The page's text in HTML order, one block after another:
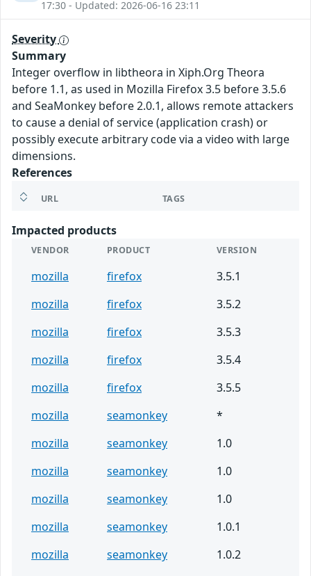
17:30 - Updated: 2026-06-16 23:11
Severity
Summary
Integer overflow in libtheora in Xiph.Org Theora
before 1.1, as used in Mozilla Firefox 3.5 before 3.5.6
and SeaMonkey before 2.0.1, allows remote attackers
to cause a denial of service (application crash) or
possibly execute arbitrary code via a video with large
dimensions.
References
URL TAGS
Impacted products
VENDOR PRODUCT VERSION
mozilla firefox
3.5.1
mozilla
firefox
3.5.2
mozilla
firefox
3.5.3
mozilla
firefox
3.5.4
mozilla
firefox
3.5.5
mozilla
seamonkey
*
mozilla
seamonkey
1.0
mozilla
seamonkey
1.0
mozilla
seamonkey
1.0
mozilla
seamonkey
1.0.1
mozilla
seamonkey
1.0.2